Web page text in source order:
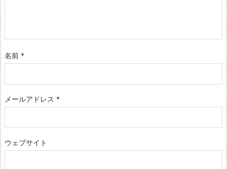
名前 *
メールアドレス *
ウェブサイト